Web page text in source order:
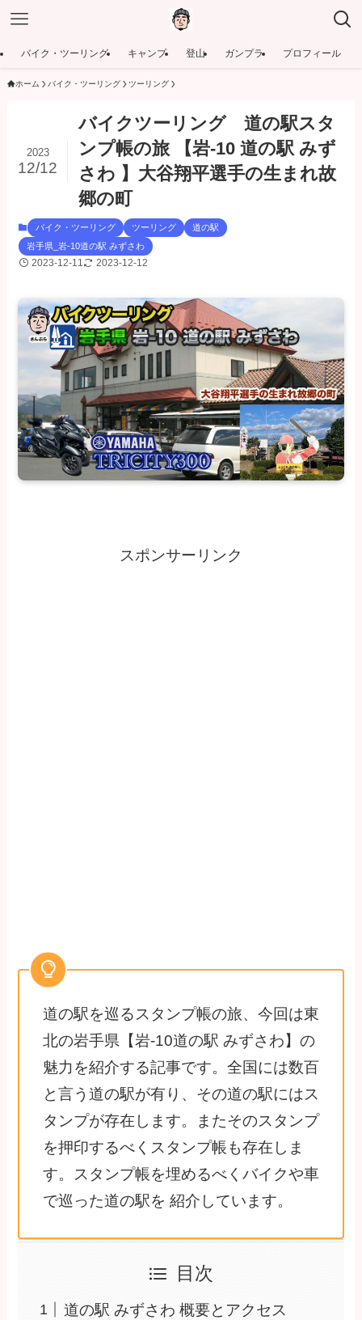
バイク・ツーリング キャンプ 登山 ガンプラ プロフィール
ホーム バイク・ツーリング ツーリング
バイクツーリング 道の駅スタ
ンプ帳の旅 【岩-10 道の駅 みず
さわ 】大谷翔平選手の生まれ故
郷の町
2023
12/12
バイク・ツーリング ツーリング
道の駅
岩手県_岩-10道の駅 みずさわ
2023-12-11 2023-12-12
スポンサーリンク
道の駅を巡るスタンプ帳の旅、今回は東
北の岩手県【岩-10道の駅 みずさわ】の
魅力を紹介する記事です。全国には数百
と言う道の駅が有り、その道の駅にはス
タンプが存在します。またそのスタンプ
を押印するべくスタンプ帳も存在しま
す。スタンプ帳を埋めるべくバイクや車
で巡った道の駅を 紹介しています。
目次
道の駅 みずさわ 概要とアクセス